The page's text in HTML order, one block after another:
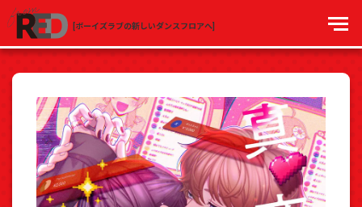
[ボーイズラブの新しいダンスフロアへ]